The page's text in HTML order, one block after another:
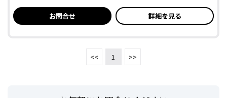
お問合せ 詳細を見る
<< 1 >>